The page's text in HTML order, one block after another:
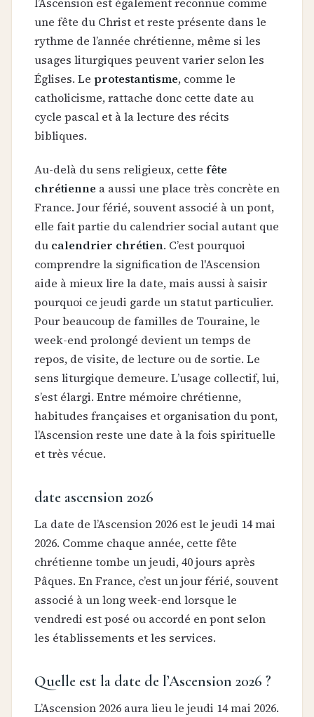
une fête du Christ et reste présente dans le
rythme de l’année chrétienne, même si les
usages liturgiques peuvent varier selon les
Églises. Le protestantisme, comme le
catholicisme, rattache donc cette date au
cycle pascal et à la lecture des récits
bibliques.
Au-delà du sens religieux, cette fête
chrétienne a aussi une place très concrète en
France. Jour férié, souvent associé à un pont,
elle fait partie du calendrier social autant que
du calendrier chrétien. C’est pourquoi
comprendre la signification de l'Ascension
aide à mieux lire la date, mais aussi à saisir
pourquoi ce jeudi garde un statut particulier.
Pour beaucoup de familles de Touraine, le
week-end prolongé devient un temps de
repos, de visite, de lecture ou de sortie. Le
sens liturgique demeure. L’usage collectif, lui,
s’est élargi. Entre mémoire chrétienne,
habitudes françaises et organisation du pont,
l’Ascension reste une date à la fois spirituelle
et très vécue.
date ascension 2026
La date de l’Ascension 2026 est le jeudi 14 mai
2026. Comme chaque année, cette fête
chrétienne tombe un jeudi, 40 jours après
Pâques. En France, c’est un jour férié, souvent
associé à un long week-end lorsque le
vendredi est posé ou accordé en pont selon
les établissements et les services.
Quelle est la date de l’Ascension 2026 ?
L’Ascension 2026 aura lieu le jeudi 14 mai 2026.